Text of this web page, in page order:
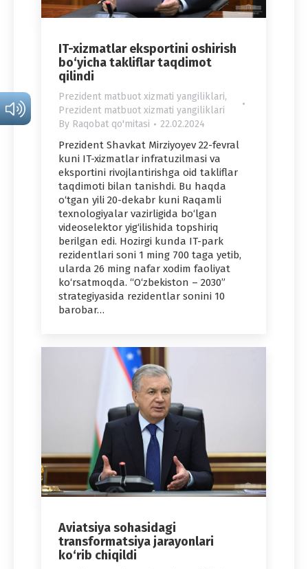
IT-xizmatlar eksportini oshirish
bo‘yicha takliflar taqdimot
qilindi
Prezident matbuot xizmati yangiliklari,
Prezident matbuot xizmati yangiliklari
By Raqobat qo'mitasi 22.02.2024
Prezident Shavkat Mirziyoyev 22-fevral
kuni IT-xizmatlar infratuzilmasi va
eksportini rivojlantirishga oid takliflar
taqdimoti bilan tanishdi. Bu haqda
o‘tgan yili 20-dekabr kuni Raqamli
texnologiyalar vazirligida bo‘lgan
videoselektor yig‘ilishida topshiriq
berilgan edi. Hozirgi kunda IT-park
rezidentlari soni 1 ming 700 taga yetib,
ularda 26 ming nafar xodim faoliyat
ko‘rsatmoqda. “O‘zbekiston – 2030”
strategiyasida rezidentlar sonini 10
barobar…
Aviatsiya sohasidagi
transformatsiya jarayonlari
ko‘rib chiqildi